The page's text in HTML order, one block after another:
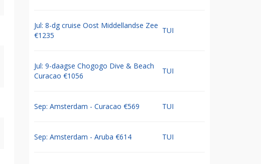
Jul: 8-dg cruise Oost Middellandse Zee
€1235
TUI
Jul: 9-daagse Chogogo Dive & Beach
Curacao €1056
TUI
Sep: Amsterdam - Curacao €569 TUI
Sep: Amsterdam - Aruba €614 TUI